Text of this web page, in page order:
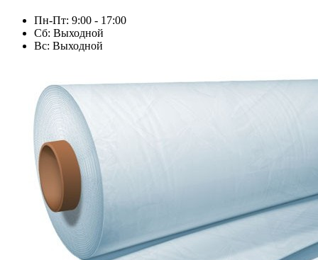
Пн-Пт: 9:00 - 17:00
Сб: Выходной
Вс: Выходной